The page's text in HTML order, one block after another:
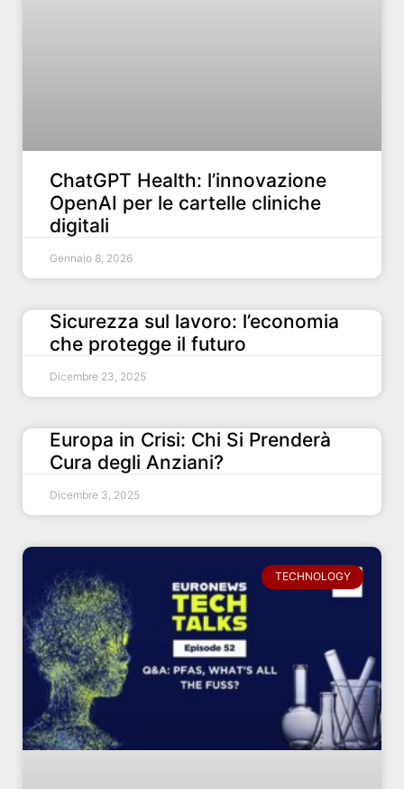
ChatGPT Health: l’innovazione
OpenAI per le cartelle cliniche
digitali
Gennaio 8, 2026
Sicurezza sul lavoro: l’economia
che protegge il futuro
Dicembre 23, 2025
Europa in Crisi: Chi Si Prenderà
Cura degli Anziani?
Dicembre 3, 2025
TECHNOLOGY